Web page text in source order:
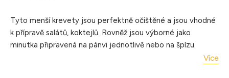
Tyto menší krevety jsou perfektně očištěné a jsou vhodné
k přípravě salátů, koktejlů. Rovněž jsou výborné jako
minutka připravená na pánvi jednotlivě nebo na špízu.
Více